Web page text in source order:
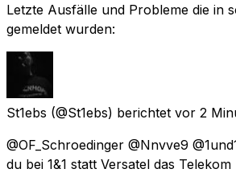
Letzte Ausfälle und Probleme die in
gemeldet wurden:
St1ebs (@St1ebs) berichtet vor 2
@OF_Schroedinger @Nnvve9
du bei 1&1 statt Versatel das